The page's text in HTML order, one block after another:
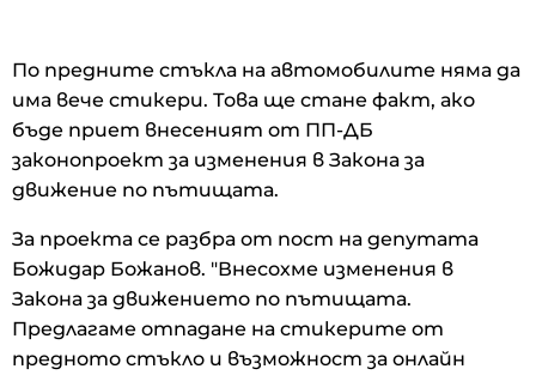
По предните стъкла на автомобилите няма да
има вече стикери. Това ще стане факт, ако
бъде приет внесеният от ПП-ДБ
законопроект за изменения в Закона за
движение по пътищата.
За проекта се разбра от пост на депутата
Божидар Божанов. "Внесохме изменения в
Закона за движението по пътищата.
Предлагаме отпадане на стикерите от
предното стъкло и възможност за онлайн